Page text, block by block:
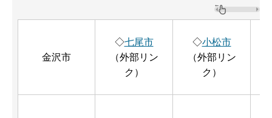
金沢市
◇七尾市
（外部リン
ク）
◇小松市
（外部リン
ク）